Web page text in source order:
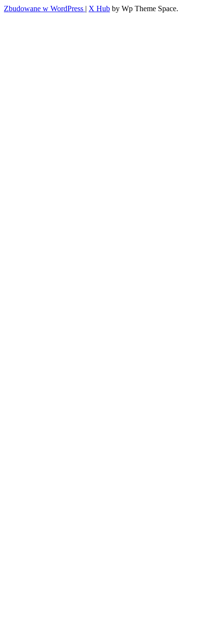
Zbudowane w WordPress | X Hub by Wp Theme Space.